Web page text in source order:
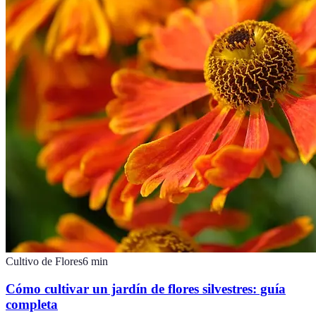
Cultivo de Flores6 min
Cómo cultivar un jardín de flores silvestres: guía
completa